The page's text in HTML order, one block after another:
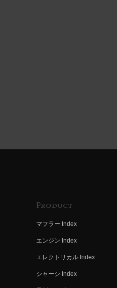
Product
マフラー Index
エンジン Index
エレクトリカル Index
シャーシ Index